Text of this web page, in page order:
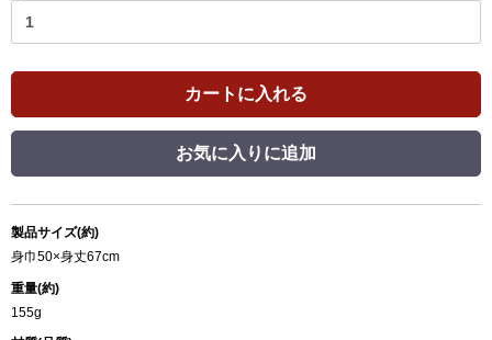
カートに入れる
お気に入りに追加
製品サイズ(約)
身巾50×身丈67cm
重量(約)
155g